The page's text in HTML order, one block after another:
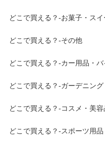
どこで買える？-お菓子・ス
どこで買える？-その他
どこで買える？-カー用品・
どこで買える？-ガーデニング
どこで買える？-コスメ・美容
どこで買える？-スポーツ用品